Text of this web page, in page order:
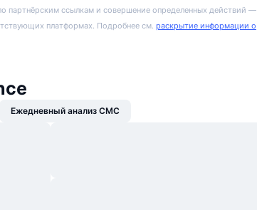
партнёрским ссылкам и совершение определенных действий —
платформах. Подробнее см. раскрытие информации о
Ежедневный анализ CMC